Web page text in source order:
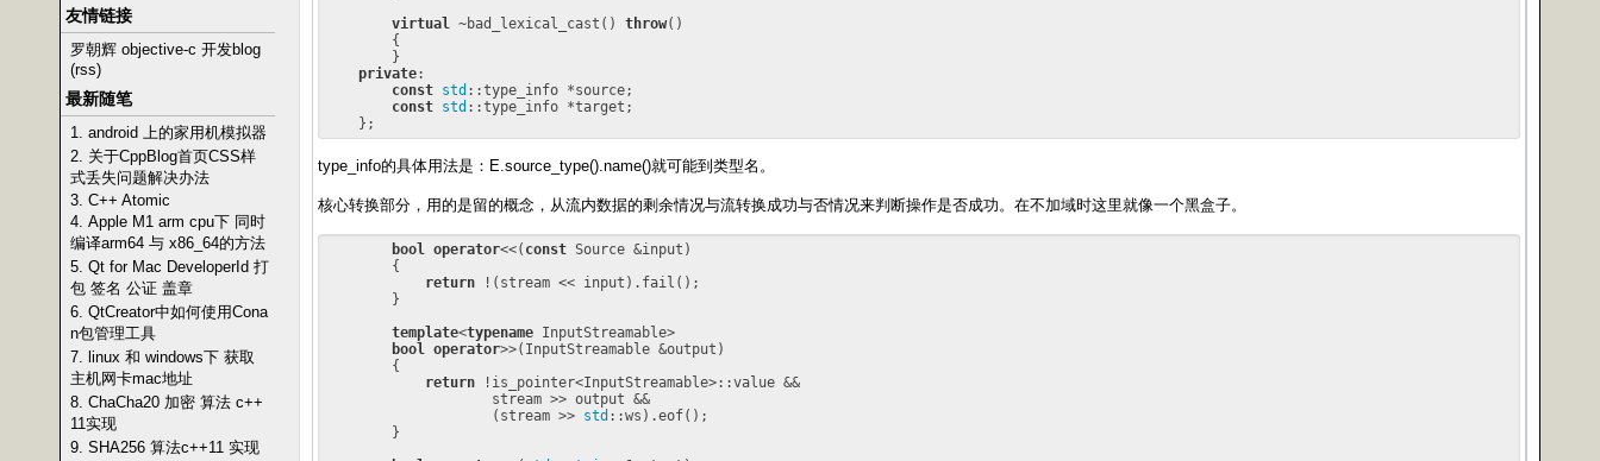
友情链接
罗朝辉 objective-c 开发blog
(rss)
最新随笔
1. android 上的家用机模拟器
2. 关于CppBlog首页CSS样
式丢失问题解决办法
3. C++ Atomic
4. Apple M1 arm cpu下 同时
编译arm64 与 x86_64的方法
5. Qt for Mac DeveloperId 打
包 签名 公证 盖章
6. QtCreator中如何使用Cona
n包管理工具
7. linux 和 windows下 获取
主机网卡mac地址
8. ChaCha20 加密 算法 c++
11实现
9. SHA256 算法c++11 实现
virtual
~bad_lexical_cast() throw()
        {
        }
private:
const std ::type_info *source;
const std ::type_info *target;
type_info的具体用法是：E.source_type().name()就可能到类型名。
核心转换部分，用的是留的概念，从流内数据的剩余情况与流转换成功与否情况来判断操作是否成功。在不加域时这里就像一个黑盒子。
bool operator<<( const Source &input)
        {
return !(stream << input).fail();
        }
template<typename InputStreamable>
bool
operator>>(InputStreamable &output)
        {
return !is_pointer<InputStreamable>::value &&
                    stream >> output &&
                    (stream >>
std ::ws).eof();
        }